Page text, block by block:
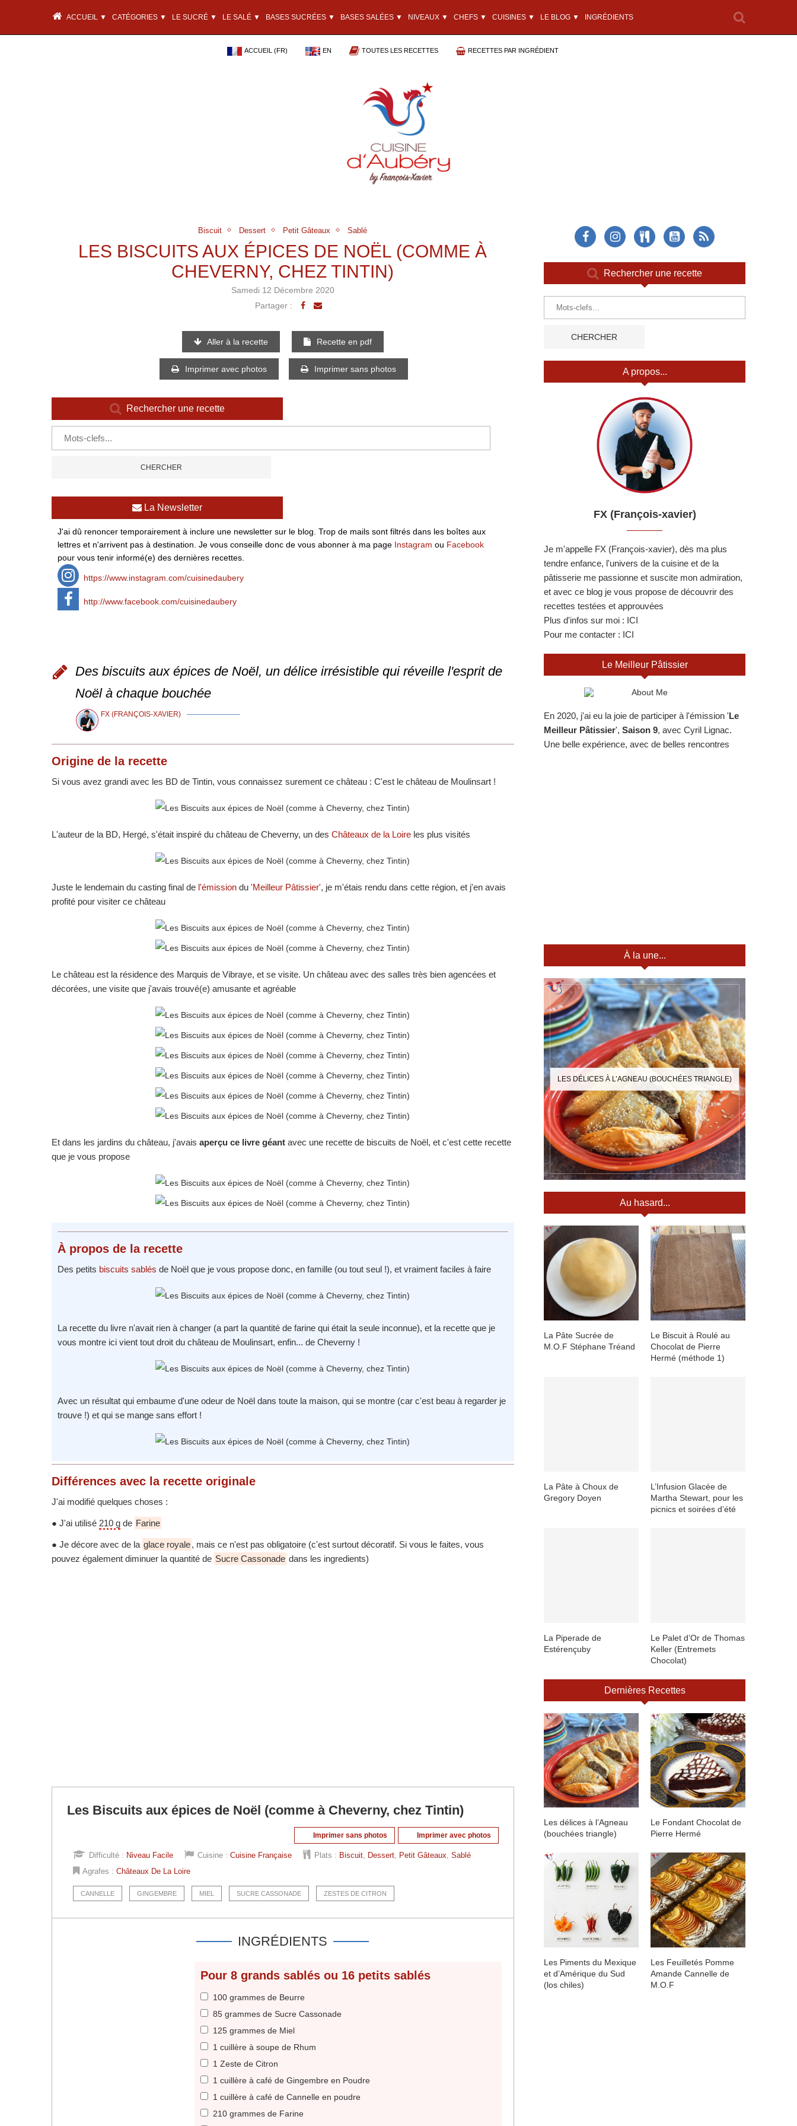
ACCUEIL ▼ CATÉGORIES ▼ LE SUCRÉ ▼ LE SALÉ ▼ BASES SUCRÉES ▼ BASES SALÉES ▼ NIVEAUX ▼ CHEFS ▼ CUISINES ▼ LE BLOG ▼ INGRÉDIENTS
ACCUEIL (FR) EN TOUTES LES RECETTES RECETTES PAR INGRÉDIENT
Biscuit Dessert Petit Gâteaux Sablé
LES BISCUITS AUX ÉPICES DE NOËL (COMME À
CHEVERNY, CHEZ TINTIN)
Samedi 12 Décembre 2020
Partager :
Aller à la recette Recette en pdf
Imprimer avec photos Imprimer sans photos
Rechercher une recette
La Newsletter
J'ai dû renoncer temporairement à inclure une newsletter sur le blog. Trop de mails sont filtrés dans les boîtes aux
lettres et n'arrivent pas à destination. Je vous conseille donc de vous abonner à ma page Instagram ou Facebook
pour vous tenir informé(e) des dernières recettes.
https://www.instagram.com/cuisinedaubery
http://www.facebook.com/cuisinedaubery
Des biscuits aux épices de Noël, un délice irrésistible qui réveille l'esprit de
Noël à chaque bouchée
FX (FRANÇOIS-XAVIER)
Origine de la recette
Si vous avez grandi avec les BD de Tintin, vous connaissez surement ce château : C'est le château de Moulinsart !
L'auteur de la BD, Hergé, s'était inspiré du château de Cheverny, un des Châteaux de la Loire les plus visités
Juste le lendemain du casting final de l'émission du 'Meilleur Pâtissier', je m'étais rendu dans cette région, et j'en avais
profité pour visiter ce château
Le château est la résidence des Marquis de Vibraye, et se visite. Un château avec des salles très bien agencées et
décorées, une visite que j'avais trouvé(e) amusante et agréable
Et dans les jardins du château, j'avais aperçu ce livre géant avec une recette de biscuits de Noël, et c'est cette recette
que je vous propose
À propos de la recette
Des petits biscuits sablés de Noël que je vous propose donc, en famille (ou tout seul !), et vraiment faciles à faire
La recette du livre n'avait rien à changer (a part la quantité de farine qui était la seule inconnue), et la recette que je
vous montre ici vient tout droit du château de Moulinsart, enfin... de Cheverny !
Avec un résultat qui embaume d'une odeur de Noël dans toute la maison, qui se montre (car c'est beau à regarder je
trouve !) et qui se mange sans effort !
Différences avec la recette originale
J'ai modifié quelques choses :
● J'ai utilisé 210 g de Farine
● Je décore avec de la glace royale, mais ce n'est pas obligatoire (c'est surtout décoratif. Si vous le faites, vous
pouvez également diminuer la quantité de Sucre Cassonade dans les ingredients)
Les Biscuits aux épices de Noël (comme à Cheverny, chez Tintin)
Imprimer avec photos
Imprimer sans photos
Difficulté : Niveau Facile Cuisine : Cuisine Française Plats : Biscuit, Dessert, Petit Gâteaux, Sablé
Agrafes : Châteaux De La Loire
CANNELLE GINGEMBRE MIEL SUCRE CASSONADE ZESTES DE CITRON
INGRÉDIENTS
Pour 8 grands sablés ou 16 petits sablés
100 grammes de Beurre
85 grammes de Sucre Cassonade
125 grammes de Miel
1 cuillère à soupe de Rhum
1 Zeste de Citron
1 cuillère à café de Gingembre en Poudre
1 cuillère à café de Cannelle en poudre
210 grammes de Farine
Rechercher une recette
A propos...
FX (François-xavier)
Je m'appelle FX (François-xavier), dès ma plus
tendre enfance, l'univers de la cuisine et de la
pâtisserie me passionne et suscite mon admiration,
et avec ce blog je vous propose de découvrir des
recettes testées et approuvées
Plus d'infos sur moi : ICI
Pour me contacter : ICI
Le Meilleur Pâtissier
En 2020, j'ai eu la joie de participer à l'émission 'Le
Meilleur Pâtissier', Saison 9, avec Cyril Lignac.
Une belle expérience, avec de belles rencontres
À la une...
LES DÉLICES À L’AGNEAU (BOUCHÉES TRIANGLE)
Au hasard...
La Pâte Sucrée de
M.O.F Stéphane Tréand
Le Biscuit à Roulé au
Chocolat de Pierre
Hermé (méthode 1)
La Pâte à Choux de
Gregory Doyen
L’Infusion Glacée de
Martha Stewart, pour les
picnics et soirées d’été
La Piperade de
Estérençuby
Le Palet d’Or de Thomas
Keller (Entremets
Chocolat)
Dernières Recettes
Les délices à l’Agneau
(bouchées triangle)
Le Fondant Chocolat de
Pierre Hermé
Les Piments du Mexique
et d’Amérique du Sud
(los chiles)
Les Feuilletés Pomme
Amande Cannelle de
M.O.F